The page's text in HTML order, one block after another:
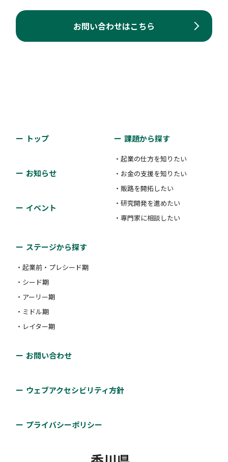
お問い合わせはこちら
トップ
お知らせ
イベント
課題から探す
・起業の仕方を知りたい
・お金の支援を知りたい
・販路を開拓したい
・研究開発を進めたい
・専門家に相談したい
ステージから探す
・起業前・プレシード期
・シード期
・アーリー期
・ミドル期
・レイター期
お問い合わせ
ウェブアクセシビリティ方針
プライバシーポリシー